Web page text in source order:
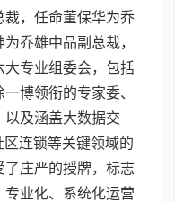
裁，任命董保华为乔
乔雄中品副总裁，
大专业组委会，包括
博领衔的专家委、
及涵盖大数据交
连锁等关键领域的
了庄严的授牌，标志
业化、系统化运营